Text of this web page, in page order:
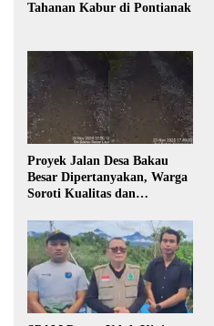
Tahanan Kabur di Pontianak
Proyek Jalan Desa Bakau
Besar Dipertanyakan, Warga
Soroti Kualitas dan
Pembangunan